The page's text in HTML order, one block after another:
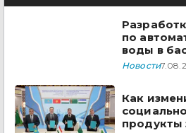
по
воды в
Сырдарья
Новости
Как
продукты